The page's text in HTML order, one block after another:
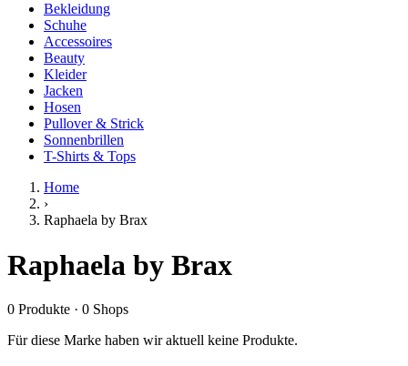
Bekleidung
Schuhe
Accessoires
Beauty
Kleider
Jacken
Hosen
Pullover & Strick
Sonnenbrillen
T-Shirts & Tops
Home
›
Raphaela by Brax
Raphaela by Brax
0 Produkte · 0 Shops
Für diese Marke haben wir aktuell keine Produkte.